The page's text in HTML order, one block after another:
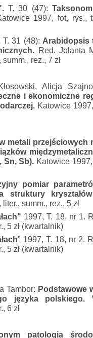
T. 30 (47):
1997, fot, rys.,
T. 31 (48): Arabidopsis
Red. Jolanta
rez., 7 zł
Alicja
i ekonomiczne
Katowice
metali przejściowych
Sn, Sb). Katowice
pomiar
struktury
summ., rez., 5 zł
1997, T. 18, nr 1.
5 zł (kwartalnik)
" 1997, T. 18, nr 2.
5 zł (kwartalnik)
Tambor: Podstawowe
języka polskiego.
6 zł
patologią